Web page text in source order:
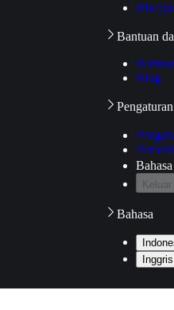
Bantuan
Blog
Pengaturan
Bahasa
Bahasa
Inggris